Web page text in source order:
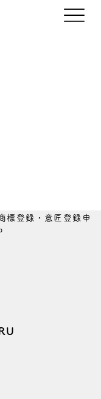
標登録・意匠登録申